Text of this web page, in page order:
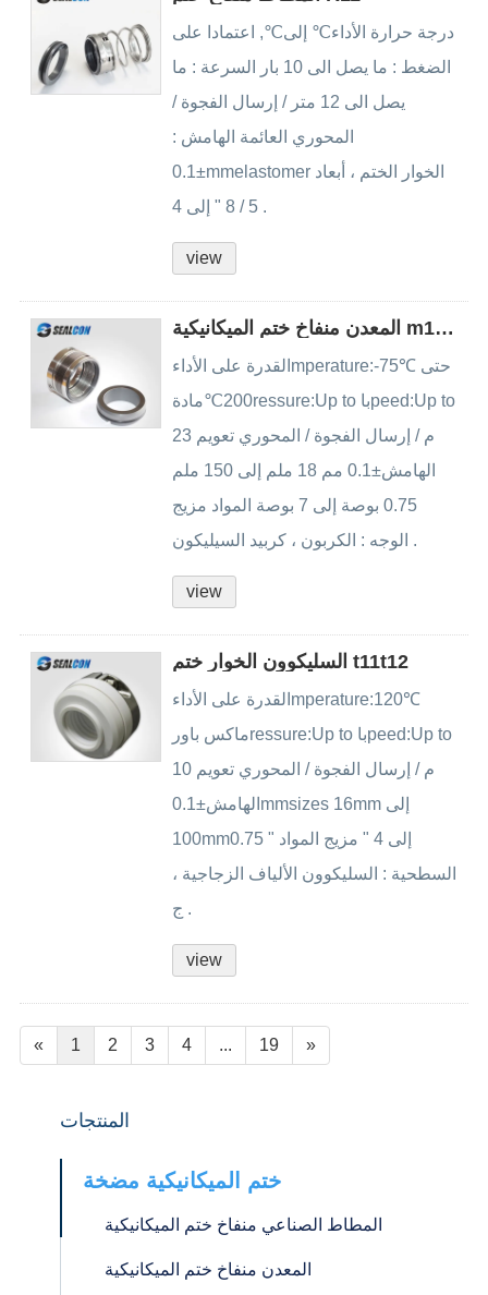
درجة حرارة الأداء℃ إلى℃, اعتمادا على
الضغط : ما يصل الى 10 بار السرعة : ما
يصل الى 12 متر / إرسال الفجوة /
المحوري العائمة الهامش :
±0.1mmelastomer الخوار الختم ، أبعاد
5 / 8 " إلى 4 .
view
المعدن منفاخ ختم الميكانيكية m14m15m16
القدرة على الأداءmperature:-75℃ حتى
200℃مادةressure:Up to باpeed:Up to
23 م / إرسال الفجوة / المحوري تعويم
الهامش±0.1 مم 18 ملم إلى 150 ملم
0.75 بوصة إلى 7 بوصة المواد مزيج
الوجه : الكربون ، كربيد السيليكون .
view
السليكوون الخوار ختم t11t12
القدرة على الأداءmperature:120℃
ماكس باورressure:Up to باpeed:Up to
10 م / إرسال الفجوة / المحوري تعويم
الهامش±0.1mmsizes 16mm إلى
100mm0.75 " إلى 4 " مزيج المواد
السطحية : السليكوون الألياف الزجاجية ،
ج .
view
« 1 2 3 4 ... 19 »
المنتجات
ختم الميكانيكية مضخة
المطاط الصناعي منفاخ ختم الميكانيكية
المعدن منفاخ ختم الميكانيكية